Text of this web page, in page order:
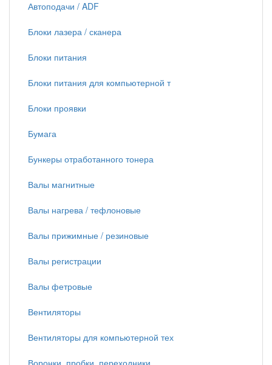
Автоподачи / ADF
Блоки лазера / сканера
Блоки питания
Блоки питания для компьютерной т
Блоки проявки
Бумага
Бункеры отработанного тонера
Валы магнитные
Валы нагрева / тефлоновые
Валы прижимные / резиновые
Валы регистрации
Валы фетровые
Вентиляторы
Вентиляторы для компьютерной тех
Воронки, пробки, переходники